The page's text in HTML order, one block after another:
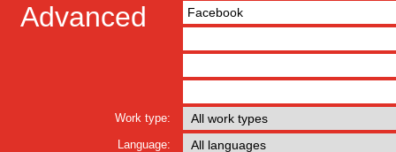
Advanced
Work type:
Language: